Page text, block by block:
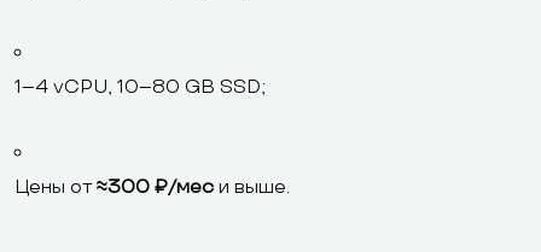
1–4 vCPU, 10–80 GB SSD;
Цены от≈300 ₽/мес и выше.